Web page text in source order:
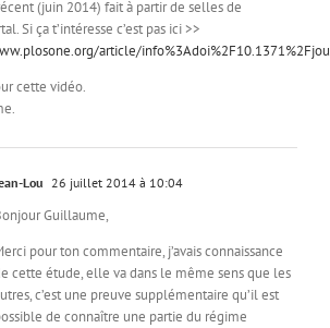
(juin 2014) fait à partir de selles de
Si ça t’intéresse c’est pas ici >>
article/
cette vidéo.
Lou 26 juillet 2014 à 10:04
Guillaume,
pour ton commentaire, j’avais connaissance
cette étude, elle va dans le même sens que les
c’est une preuve supplémentaire qu’il est
de connaître une partie du régime